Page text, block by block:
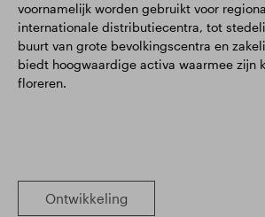
voornamelijk worden gebruikt voor
internationale distributiecentra, tot
buurt van grote bevolkingscentra en
biedt hoogwaardige activa waarmee zijn
floreren.
Ontwikkeling